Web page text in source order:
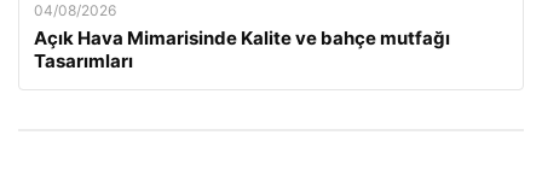
04/08/2026
Açık Hava Mimarisinde Kalite ve bahçe mutfağı
Tasarımları